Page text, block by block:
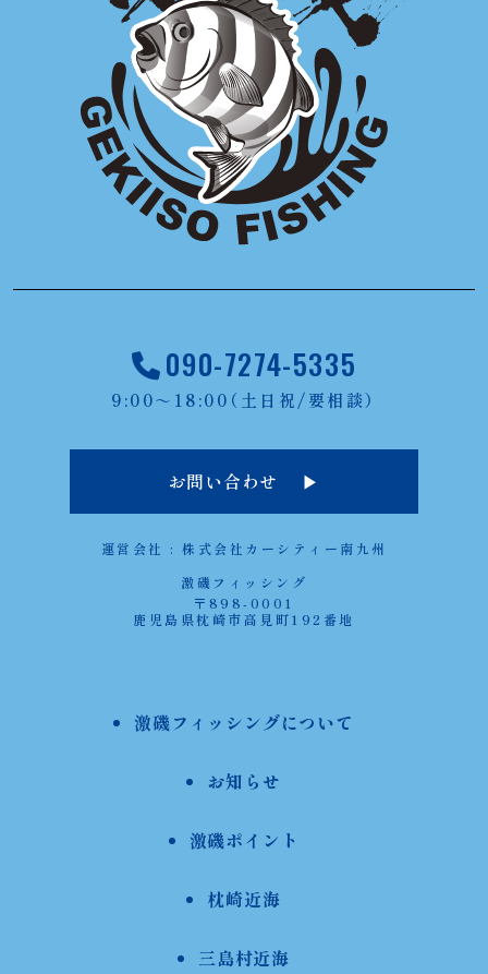
090-7274-5335
9:00～18:00（土日祝/要相談）
お問い合わせ ▶︎
運営会社 : 株式会社カーシティー南九州
激磯フィッシング
〒898-0001
鹿児島県枕崎市高見町192番地
激磯フィッシングについて
お知らせ
激磯ポイント
枕崎近海
三島村近海